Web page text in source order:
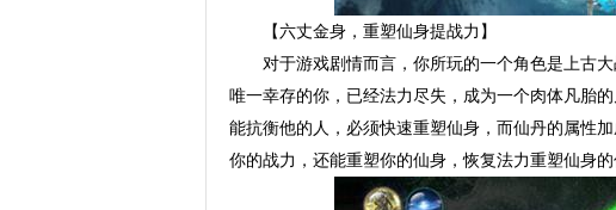
【六丈金身，重塑仙身提战力】
对于游戏剧情而言，你所玩的一个角色是上古
唯一幸存的你，已经法力尽失，成为一个肉体凡胎
能抗衡他的人，必须快速重塑仙身，而仙丹的属性
你的战力，还能重塑你的仙身，恢复法力重塑仙身